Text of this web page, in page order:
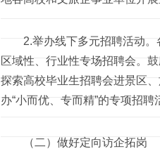
2.举办线下多元招聘活动。
区域性、行业性专场招聘会。
探索高校毕业生招聘会进景区
办“小而优、专而精”的专项招
（二）做好定向访企拓岗